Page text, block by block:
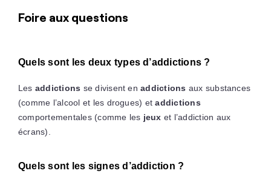
Foire aux questions
Quels sont les deux types d’addictions ?
Les addictions se divisent enaddictions aux substances
(comme l’alcool et les drogues) etaddictions
comportementales (comme les jeux et l’addiction aux
écrans).
Quels sont les signes d’addiction ?